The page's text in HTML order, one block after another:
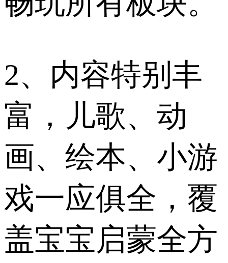
2、内容特别丰
富，儿歌、动
画、绘本、小游
戏一应俱全，覆
盖宝宝启蒙全方